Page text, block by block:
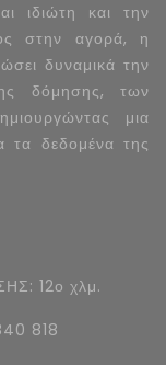
ιδιώτη και την
στην αγορά, η
δυναμικά την
δόμησης, των
μια
τα δεδομένα της
12ο χλμ.
818